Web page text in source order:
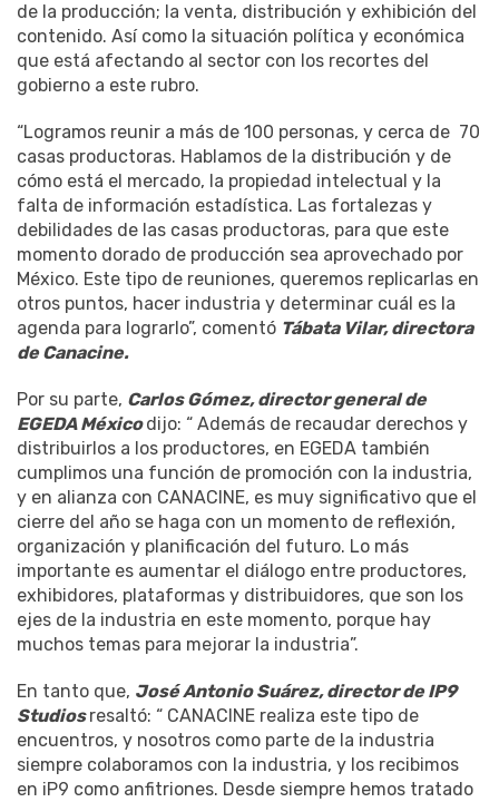
de la producción; la venta, distribución y exhibición del
contenido. Así como la situación política y económica
que está afectando al sector con los recortes del
gobierno a este rubro.
“Logramos reunir a más de 100 personas, y cerca de 70
casas productoras. Hablamos de la distribución y de
cómo está el mercado, la propiedad intelectual y la
falta de información estadística. Las fortalezas y
debilidades de las casas productoras, para que este
momento dorado de producción sea aprovechado por
México. Este tipo de reuniones, queremos replicarlas en
otros puntos, hacer industria y determinar cuál es la
agenda para lograrlo”, comentó Tábata Vilar, directora
de Canacine.
Por su parte, Carlos Gómez, director general de
EGEDA Méxicodijo: “ Además de recaudar derechos y
distribuirlos a los productores, en EGEDA también
cumplimos una función de promoción con la industria,
y en alianza con CANACINE, es muy significativo que el
cierre del año se haga con un momento de reflexión,
organización y planificación del futuro. Lo más
importante es aumentar el diálogo entre productores,
exhibidores, plataformas y distribuidores, que son los
ejes de la industria en este momento, porque hay
muchos temas para mejorar la industria”.
En tanto que, José Antonio Suárez, director de IP9
Studiosresaltó: “ CANACINE realiza este tipo de
encuentros, y nosotros como parte de la industria
siempre colaboramos con la industria, y los recibimos
en iP9 como anfitriones. Desde siempre hemos tratado